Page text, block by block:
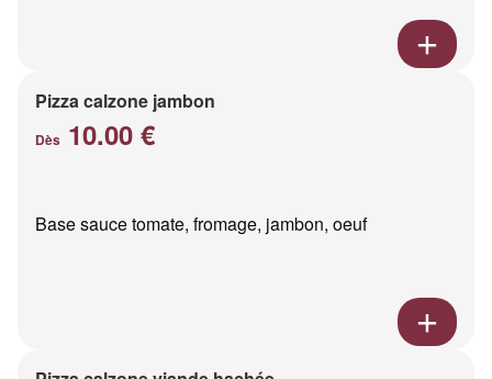
Pizza calzone jambon
Dès 10.00 €
Base sauce tomate, fromage, jambon, oeuf